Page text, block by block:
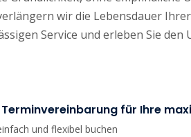
wir die Lebensdauer
Service und erleben Sie den
Terminvereinbarung für Ihre
und flexibel buchen